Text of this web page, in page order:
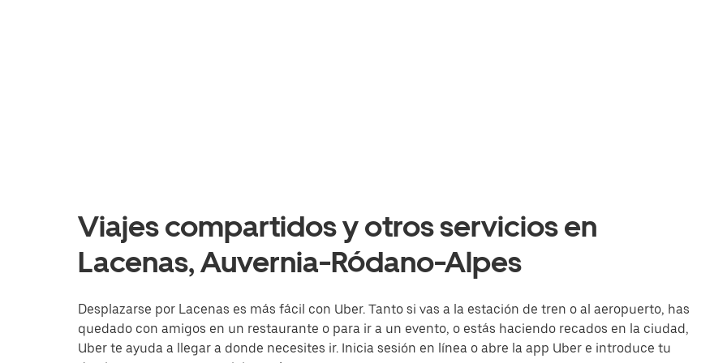
Viajes compartidos y otros servicios en
Lacenas, Auvernia-Ródano-Alpes
Desplazarse por Lacenas es más fácil con Uber. Tanto si vas a la estación de tren o al aeropuerto, has
quedado con amigos en un restaurante o para ir a un evento, o estás haciendo recados en la ciudad,
Uber te ayuda a llegar a donde necesites ir. Inicia sesión en línea o abre la app Uber e introduce tu